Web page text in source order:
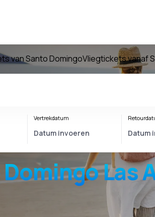
van Santo DomingoVliegtickets vanaf
Las
Vertrekdatum